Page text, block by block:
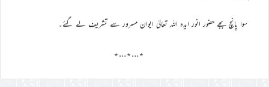
سوا پانچ بجے حضور انور ایدہ اللہ تعالیٰ ایوان مسرور سے تشریف لے گئے۔
٭…٭…٭